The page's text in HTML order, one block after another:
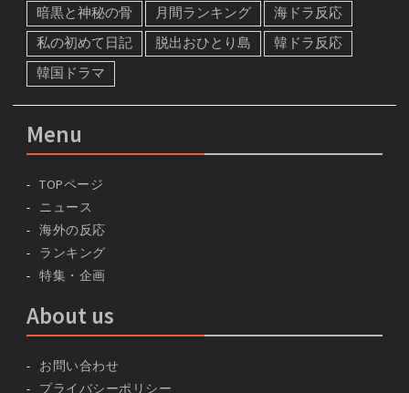
暗黒と神秘の骨
月間ランキング
海ドラ反応
私の初めて日記
脱出おひとり島
韓ドラ反応
韓国ドラマ
Menu
TOPページ
ニュース
海外の反応
ランキング
特集・企画
About us
お問い合わせ
プライバシーポリシー